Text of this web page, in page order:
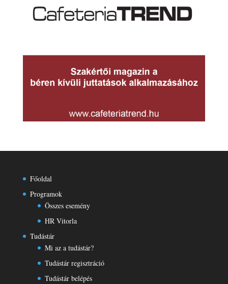
Főoldal
Programok
Összes esemény
HR Vitorla
Tudástár
Mi az a tudástár?
Tudástár regisztráció
Tudástár belépés